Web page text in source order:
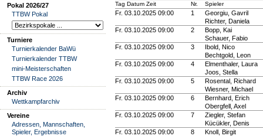
Pokal 2026/27
TTBW Pokal
Turniere
Turnierkalender BaWü
Turnierkalender TTBW
mini-Meisterschaften
TTBW Race 2026
Archiv
Wettkampfarchiv
Vereine
Adressen, Mannschaften,
Spieler, Ergebnisse
Tag Datum Zeit Nr. Spieler
Fr. 03.10.2025 09:00 1
Georgiu, Gavril
Richter, Daniela
Fr. 03.10.2025 09:00
2
Bopp, Kai
Schauer, Fabio
Fr. 03.10.2025 09:00
3
Ibold, Nico
Bechtgold, Leon
Fr. 03.10.2025 09:00
4
Elmenthaler, Laura
Joos, Stella
Fr. 03.10.2025 09:00
5
Rosental, Richard
Wiesner, Michael
Fr. 03.10.2025 09:00
6
Bernhard, Erich
Obergfell, Axel
Fr. 03.10.2025 09:00
7
Ziegler, Stefan
Kücükler, Denis
Fr. 03.10.2025 09:00
8
Knoll, Birgit